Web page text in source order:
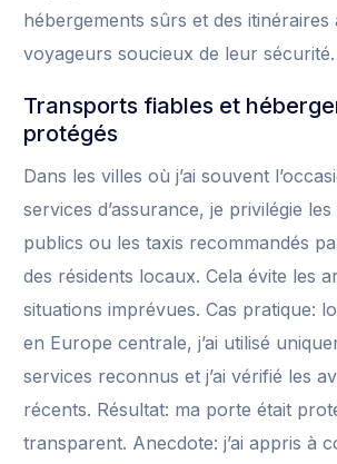
hébergements sûrs et des itinéraires
voyageurs soucieux de leur sécurité.
Transports fiables et
protégés
Dans les villes où j’ai souvent
services d’assurance, je privilégie
publics ou les taxis recommandés
des résidents locaux. Cela évite les
situations imprévues. Cas pratique:
en Europe centrale, j’ai utilisé
services reconnus et j’ai vérifié les
récents. Résultat: ma porte était
transparent. Anecdote: j’ai appris à